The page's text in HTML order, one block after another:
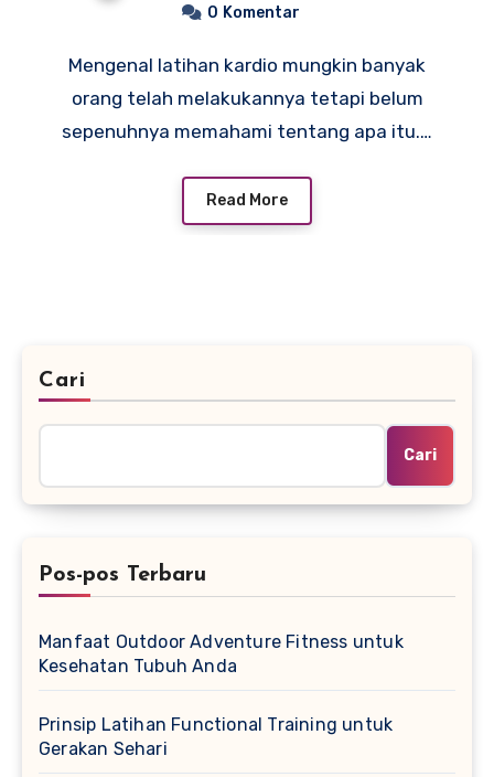
0 Komentar
Mengenal latihan kardio mungkin banyak
orang telah melakukannya tetapi belum
sepenuhnya memahami tentang apa itu.…
Read More
Cari
Cari
Pos-pos Terbaru
Manfaat Outdoor Adventure Fitness untuk
Kesehatan Tubuh Anda
Prinsip Latihan Functional Training untuk
Gerakan Sehari